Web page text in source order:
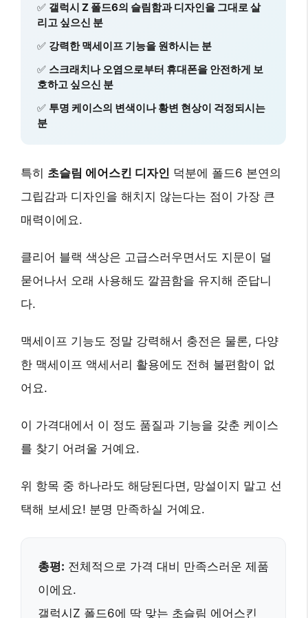
✅ 갤럭시 Z 폴드6의 슬림함과 디자인을 그대로 살
리고 싶으신 분
✅ 강력한 맥세이프 기능을 원하시는 분
✅ 스크래치나 오염으로부터 휴대폰을 안전하게 보
호하고 싶으신 분
✅ 투명 케이스의 변색이나 황변 현상이 걱정되시는
분
특히 초슬림 에어스킨 디자인 덕분에 폴드6 본연의
그립감과 디자인을 해치지 않는다는 점이 가장 큰
매력이에요.
클리어 블랙 색상은 고급스러우면서도 지문이 덜
묻어나서 오래 사용해도 깔끔함을 유지해 준답니
다.
맥세이프 기능도 정말 강력해서 충전은 물론, 다양
한 맥세이프 액세서리 활용에도 전혀 불편함이 없
어요.
이 가격대에서 이 정도 품질과 기능을 갖춘 케이스
를 찾기 어려울 거예요.
위 항목 중 하나라도 해당된다면, 망설이지 말고 선
택해 보세요! 분명 만족하실 거예요.
총평: 전체적으로 가격 대비 만족스러운 제품
이에요.
갤럭시Z 폴드6에 딱 맞는 초슬림 에어스킨